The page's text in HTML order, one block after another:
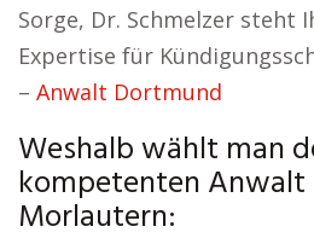
Sorge, Dr. Schmelzer steht
Expertise für
– Anwalt Dortmund
Weshalb wählt man
kompetenten Anwalt
Morlautern: